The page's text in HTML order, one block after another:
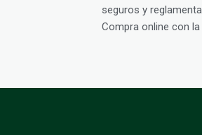
seguros y
Compra online con